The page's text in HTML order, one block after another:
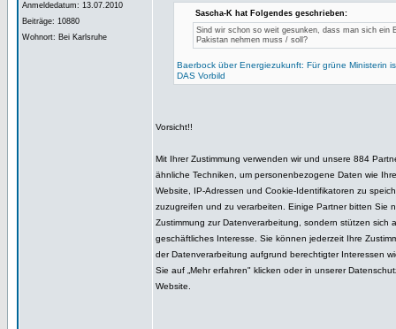
Anmeldedatum: 13.07.2010
Beiträge: 10880
Wohnort: Bei Karlsruhe
Sascha-K hat Folgendes geschrieben:
Sind wir schon so weit gesunken, dass man sich ein
Pakistan nehmen muss / soll?
Baerbock über Energiezukunft: Für grüne Ministerin
DAS Vorbild
Vorsicht!!
Mit Ihrer Zustimmung verwenden wir und unsere 884
ähnliche Techniken, um personenbezogene Daten wie
Website, IP-Adressen und Cookie-Identifikatoren zu
zuzugreifen und zu verarbeiten. Einige Partner bitten Sie
Zustimmung zur Datenverarbeitung, sondern stützen sich
geschäftliches Interesse. Sie können jederzeit Ihre
der Datenverarbeitung aufgrund berechtigter Interessen
Sie auf „Mehr erfahren" klicken oder in unserer
Website.